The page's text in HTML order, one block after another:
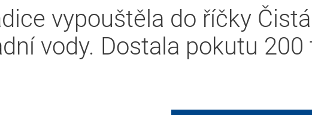
vypouštěla do říčky Čistá
vody. Dostala pokutu 200